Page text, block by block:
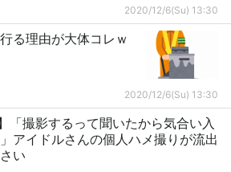
2020/12/6(Su) 13:30
る理由が大体コレｗ
2020/12/6(Su) 13:30
「撮影するって聞いたから気合い入
イドルさんの個人ハメ撮りが流出
い